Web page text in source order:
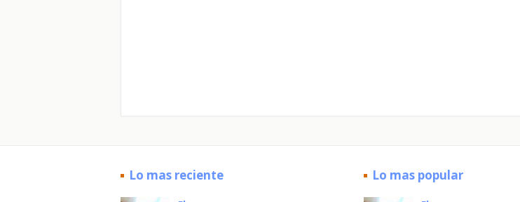
Lo mas reciente Lo mas popular